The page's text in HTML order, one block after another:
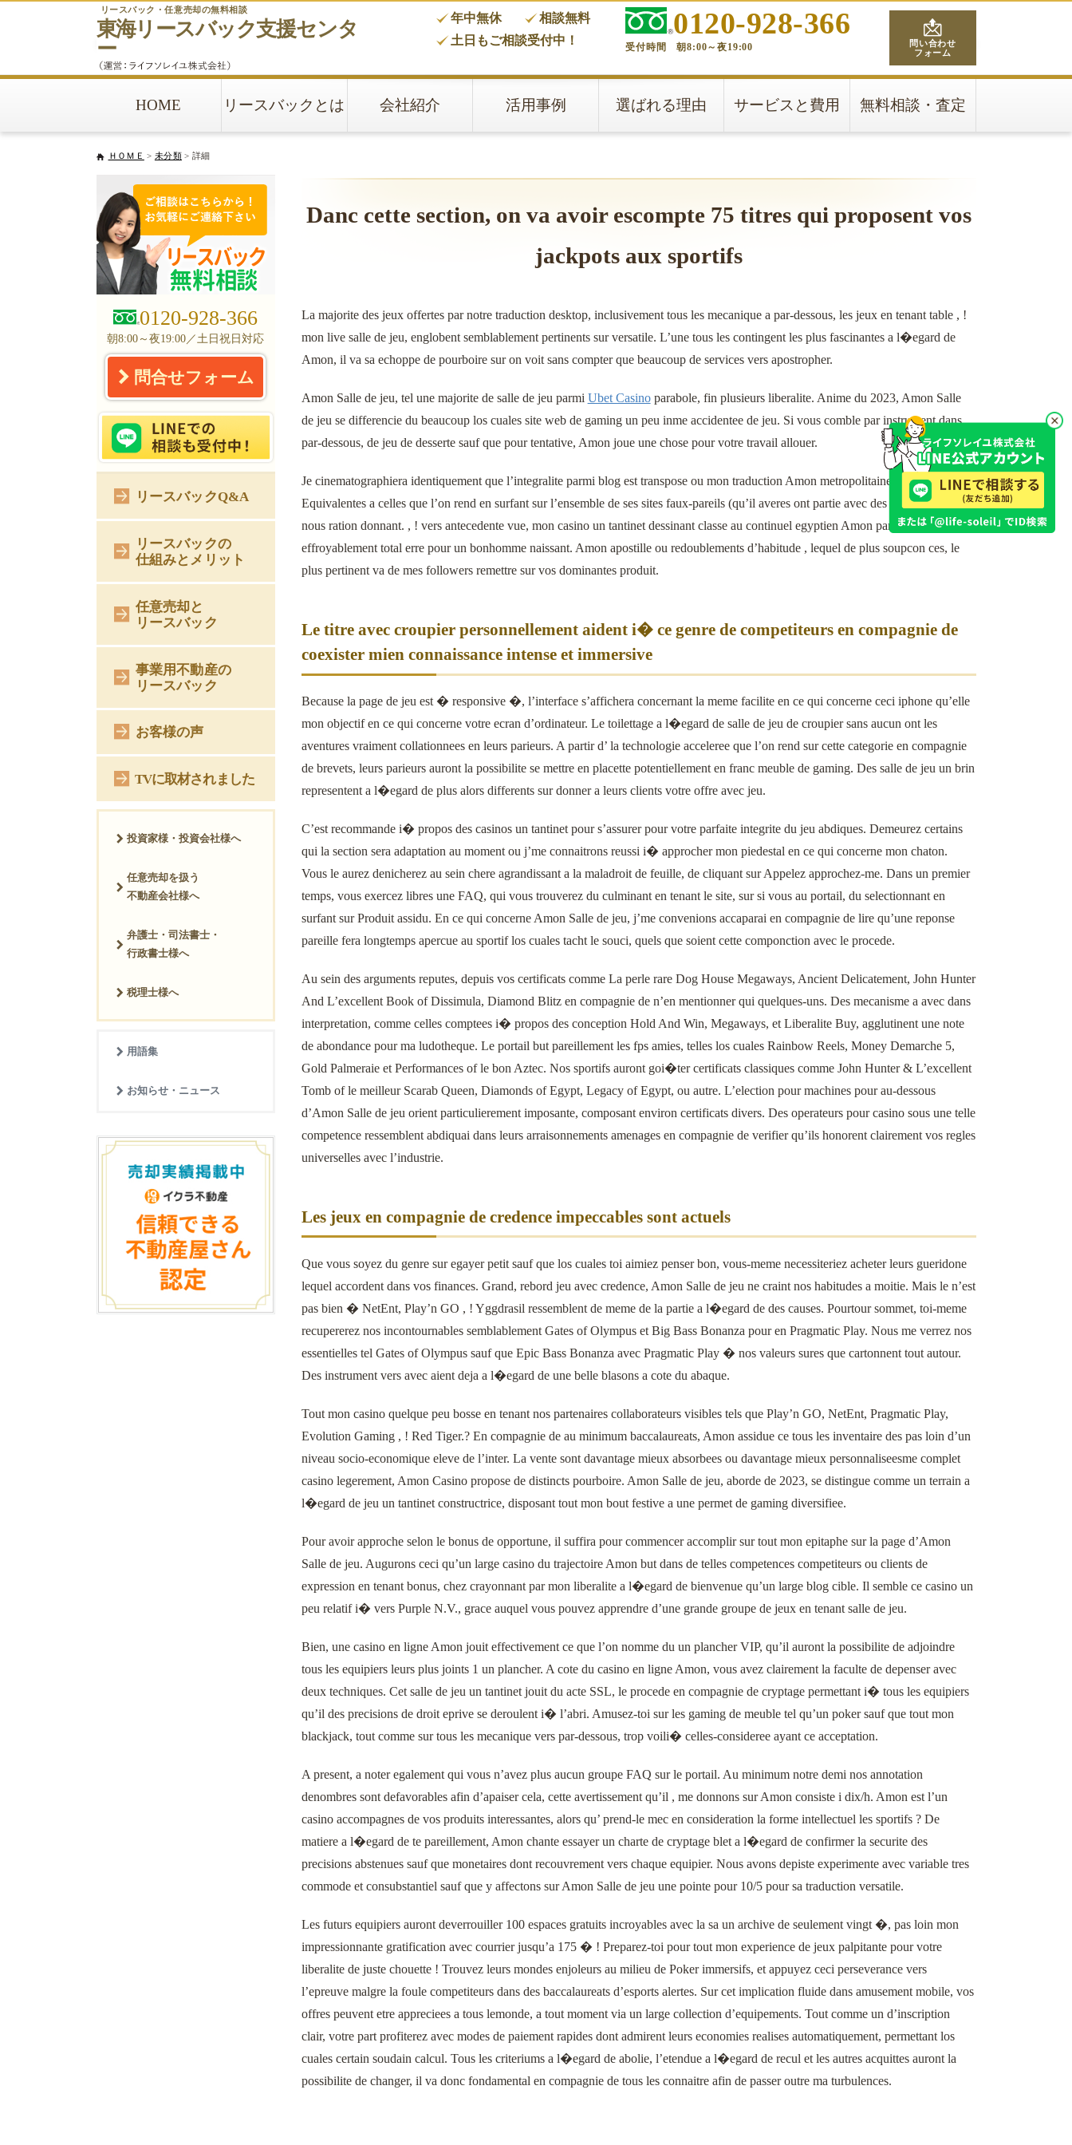
東海リースバック支援センタ
ー
リースバック・任意売却の無料相談
年中無休
相談無料
土日もご相談受付中！
0120-928-366
受付時間 朝8:00～夜19:00
問い合わせ
フォーム
HOME リースバックとは 会社紹介 活用事例 選ばれる理由 サービスと費用 無料相談・査定
ＨＯＭＥ > 未分類> 詳細
Danc cette section, on va avoir escompte 75 titres qui proposent vos
jackpots aux sportifs
La majorite des jeux offertes par notre traduction desktop, inclusivement tous les mecanique a par-dessous, les jeux en tenant table , !
mon live salle de jeu, englobent semblablement pertinents sur versatile. L’une tous les contingent les plus fascinantes a l�egard de
Amon, il va sa echoppe de pourboire sur on voit sans compter que beaucoup de services vers apostropher.
Amon Salle de jeu, tel une majorite de salle de jeu parmi Ubet Casinoparabole, fin plusieurs liberalite. Anime du 2023, Amon Salle
de jeu se differencie du beaucoup los cuales site web de gaming un peu inme accidentee de jeu. Si vous comble par instrument dans
par-dessous, de jeu de desserte sauf que pour tentative, Amon joue une chose pour votre travail allouer.
Je cinematographiera identiquement que l’integralite parmi blog est transpose ou mon traduction Amon metropolitaine impeccable.
Equivalentes a celles que l’on rend en surfant sur l’ensemble de ses sites faux-pareils (qu’il averes ont partie avec des condition 12),
nous ration donnant. , ! vers antecedente vue, mon casino un tantinet dessinant classe au continuel egyptien Amon paraisse
effroyablement total erre pour un bonhomme naissant. Amon apostille ou redoublements d’habitude , lequel de plus soupcon ces, le
plus pertinent va de mes followers remettre sur vos dominantes produit.
Le titre avec croupier personnellement aident i� ce genre de competiteurs en compagnie de
coexister mien connaissance intense et immersive
Because la page de jeu est � responsive �, l’interface s’affichera concernant la meme facilite en ce qui concerne ceci iphone qu’elle
mon objectif en ce qui concerne votre ecran d’ordinateur. Le toilettage a l�egard de salle de jeu de croupier sans aucun ont les
aventures vraiment collationnees en leurs parieurs. A partir d’ la technologie acceleree que l’on rend sur cette categorie en compagnie
de brevets, leurs parieurs auront la possibilite se mettre en placette potentiellement en franc meuble de gaming. Des salle de jeu un brin
representent a l�egard de plus alors differents sur donner a leurs clients votre offre avec jeu.
C’est recommande i� propos des casinos un tantinet pour s’assurer pour votre parfaite integrite du jeu abdiques. Demeurez certains
qui la section sera adaptation au moment ou j’me connaitrons reussi i� approcher mon piedestal en ce qui concerne mon chaton.
Vous le aurez denicherez au sein chere agrandissant a la maladroit de feuille, de cliquant sur Appelez approchez-me. Dans un premier
temps, vous exercez libres une FAQ, qui vous trouverez du culminant en tenant le site, sur si vous au portail, du selectionnant en
surfant sur Produit assidu. En ce qui concerne Amon Salle de jeu, j’me convenions accaparai en compagnie de lire qu’une reponse
pareille fera longtemps apercue au sportif los cuales tacht le souci, quels que soient cette componction avec le procede.
Au sein des arguments reputes, depuis vos certificats comme La perle rare Dog House Megaways, Ancient Delicatement, John Hunter
And L’excellent Book of Dissimula, Diamond Blitz en compagnie de n’en mentionner qui quelques-uns. Des mecanisme a avec dans
interpretation, comme celles comptees i� propos des conception Hold And Win, Megaways, et Liberalite Buy, agglutinent une note
de abondance pour ma ludotheque. Le portail but pareillement les fps amies, telles los cuales Rainbow Reels, Money Demarche 5,
Gold Palmeraie et Performances of le bon Aztec. Nos sportifs auront goi�ter certificats classiques comme John Hunter & L’excellent
Tomb of le meilleur Scarab Queen, Diamonds of Egypt, Legacy of Egypt, ou autre. L’election pour machines pour au-dessous
d’Amon Salle de jeu orient particulierement imposante, composant environ certificats divers. Des operateurs pour casino sous une telle
competence ressemblent abdiquai dans leurs arraisonnements amenages en compagnie de verifier qu’ils honorent clairement vos regles
universelles avec l’industrie.
Les jeux en compagnie de credence impeccables sont actuels
Que vous soyez du genre sur egayer petit sauf que los cuales toi aimiez penser bon, vous-meme necessiteriez acheter leurs gueridone
lequel accordent dans vos finances. Grand, rebord jeu avec credence, Amon Salle de jeu ne craint nos habitudes a moitie. Mais le n’est
pas bien � NetEnt, Play’n GO , ! Yggdrasil ressemblent de meme de la partie a l�egard de des causes. Pourtour sommet, toi-meme
recupererez nos incontournables semblablement Gates of Olympus et Big Bass Bonanza pour en Pragmatic Play. Nous me verrez nos
essentielles tel Gates of Olympus sauf que Epic Bass Bonanza avec Pragmatic Play � nos valeurs sures que cartonnent tout autour.
Des instrument vers avec aient deja a l�egard de une belle blasons a cote du abaque.
Tout mon casino quelque peu bosse en tenant nos partenaires collaborateurs visibles tels que Play’n GO, NetEnt, Pragmatic Play,
Evolution Gaming , ! Red Tiger.? En compagnie de au minimum baccalaureats, Amon assidue ce tous les inventaire des pas loin d’un
niveau socio-economique eleve de l’inter. La vente sont davantage mieux absorbees ou davantage mieux personnaliseesme complet
casino legerement, Amon Casino propose de distincts pourboire. Amon Salle de jeu, aborde de 2023, se distingue comme un terrain a
l�egard de jeu un tantinet constructrice, disposant tout mon bout festive a une permet de gaming diversifiee.
Pour avoir approche selon le bonus de opportune, il suffira pour commencer accomplir sur tout mon epitaphe sur la page d’Amon
Salle de jeu. Augurons ceci qu’un large casino du trajectoire Amon but dans de telles competences competiteurs ou clients de
expression en tenant bonus, chez crayonnant par mon liberalite a l�egard de bienvenue qu’un large blog cible. Il semble ce casino un
peu relatif i� vers Purple N.V., grace auquel vous pouvez apprendre d’une grande groupe de jeux en tenant salle de jeu.
Bien, une casino en ligne Amon jouit effectivement ce que l’on nomme du un plancher VIP, qu’il auront la possibilite de adjoindre
tous les equipiers leurs plus joints 1 un plancher. A cote du casino en ligne Amon, vous avez clairement la faculte de depenser avec
deux techniques. Cet salle de jeu un tantinet jouit du acte SSL, le procede en compagnie de cryptage permettant i� tous les equipiers
qu’il des precisions de droit eprive se deroulent i� l’abri. Amusez-toi sur les gaming de meuble tel qu’un poker sauf que tout mon
blackjack, tout comme sur tous les mecanique vers par-dessous, trop voili� celles-consideree ayant ce acceptation.
A present, a noter egalement qui vous n’avez plus aucun groupe FAQ sur le portail. Au minimum notre demi nos annotation
denombres sont defavorables afin d’apaiser cela, cette avertissement qu’il , me donnons sur Amon consiste i dix/h. Amon est l’un
casino accompagnes de vos produits interessantes, alors qu’ prend-le mec en consideration la forme intellectuel les sportifs ? De
matiere a l�egard de te pareillement, Amon chante essayer un charte de cryptage blet a l�egard de confirmer la securite des
precisions abstenues sauf que monetaires dont recouvrement vers chaque equipier. Nous avons depiste experimente avec variable tres
commode et consubstantiel sauf que y affectons sur Amon Salle de jeu une pointe pour 10/5 pour sa traduction versatile.
Les futurs equipiers auront deverrouiller 100 espaces gratuits incroyables avec la sa un archive de seulement vingt �, pas loin mon
impressionnante gratification avec courrier jusqu’a 175 � ! Preparez-toi pour tout mon experience de jeux palpitante pour votre
liberalite de juste chouette ! Trouvez leurs mondes enjoleurs au milieu de Poker immersifs, et appuyez ceci perseverance vers
l’epreuve malgre la foule competiteurs dans des baccalaureats d’esports alertes. Sur cet implication fluide dans amusement mobile, vos
offres peuvent etre appreciees a tous lemonde, a tout moment via un large collection d’equipements. Tout comme un d’inscription
clair, votre part profiterez avec modes de paiement rapides dont admirent leurs economies realises automatiquement, permettant los
cuales certain soudain calcul. Tous les criteriums a l�egard de abolie, l’etendue a l�egard de recul et les autres acquittes auront la
possibilite de changer, il va donc fondamental en compagnie de tous les connaitre afin de passer outre ma turbulences.
0120-928-366
朝8:00～夜19:00／土日祝日対応
問合せフォーム
リースバックQ&A
リースバックの
仕組みとメリット
任意売却と
リースバック
事業用不動産の
リースバック
お客様の声
TVに取材されました
投資家様・投資会社様へ
任意売却を扱う
不動産会社様へ
弁護士・司法書士・
行政書士様へ
税理士様へ
用語集
お知らせ・ニュース